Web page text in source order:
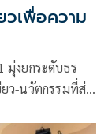
เพื่อความ
มุ่งยกระดับธร
ว-นวัตกรรมที่ส่ง